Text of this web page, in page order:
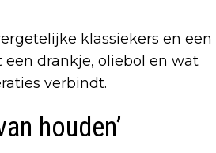
klassiekers en een
een drankje, oliebol en wat
verbindt.
houden’